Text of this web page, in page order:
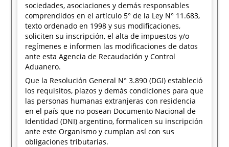
sociedades, asociaciones y demás responsables
comprendidos en el artículo 5° de la Ley N° 11.683,
texto ordenado en 1998 y sus modificaciones,
soliciten su inscripción, el alta de impuestos y/o
regímenes e informen las modificaciones de datos
ante esta Agencia de Recaudación y Control
Aduanero.
Que la Resolución General N° 3.890 (DGI) estableció
los requisitos, plazos y demás condiciones para que
las personas humanas extranjeras con residencia
en el país que no posean Documento Nacional de
Identidad (DNI) argentino, formalicen su inscripción
ante este Organismo y cumplan así con sus
obligaciones tributarias.